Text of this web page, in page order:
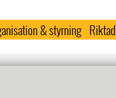
& styrning